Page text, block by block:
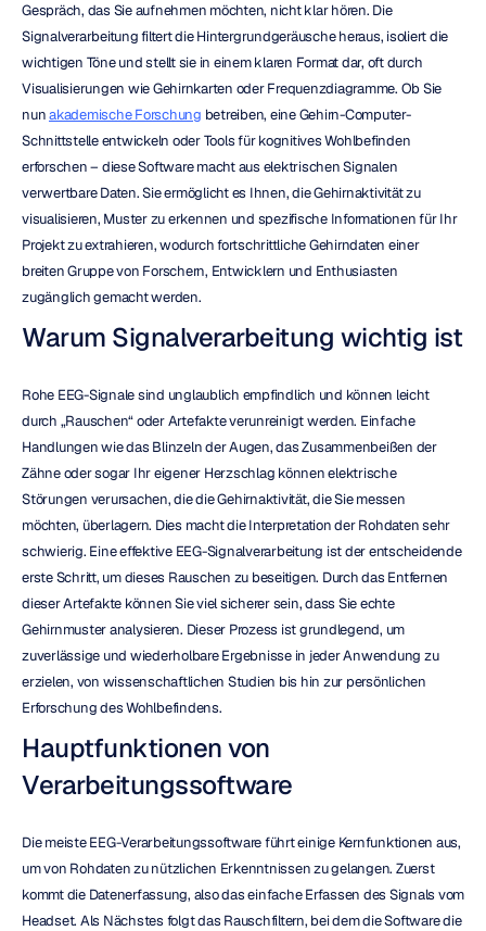
Gespräch, das Sie aufnehmen möchten, nicht klar hören. Die
Signalverarbeitung filtert die Hintergrundgeräusche heraus, isoliert die
wichtigen Töne und stellt sie in einem klaren Format dar, oft durch
Visualisierungen wie Gehirnkarten oder Frequenzdiagramme. Ob Sie
nun akademische Forschung betreiben, eine Gehirn-Computer-
Schnittstelle entwickeln oder Tools für kognitives Wohlbefinden
erforschen – diese Software macht aus elektrischen Signalen
verwertbare Daten. Sie ermöglicht es Ihnen, die Gehirnaktivität zu
visualisieren, Muster zu erkennen und spezifische Informationen für Ihr
Projekt zu extrahieren, wodurch fortschrittliche Gehirndaten einer
breiten Gruppe von Forschern, Entwicklern und Enthusiasten
zugänglich gemacht werden.
Warum Signalverarbeitung wichtig ist
Rohe EEG-Signale sind unglaublich empfindlich und können leicht
durch „Rauschen“ oder Artefakte verunreinigt werden. Einfache
Handlungen wie das Blinzeln der Augen, das Zusammenbeißen der
Zähne oder sogar Ihr eigener Herzschlag können elektrische
Störungen verursachen, die die Gehirnaktivität, die Sie messen
möchten, überlagern. Dies macht die Interpretation der Rohdaten sehr
schwierig. Eine effektive EEG-Signalverarbeitung ist der entscheidende
erste Schritt, um dieses Rauschen zu beseitigen. Durch das Entfernen
dieser Artefakte können Sie viel sicherer sein, dass Sie echte
Gehirnmuster analysieren. Dieser Prozess ist grundlegend, um
zuverlässige und wiederholbare Ergebnisse in jeder Anwendung zu
erzielen, von wissenschaftlichen Studien bis hin zur persönlichen
Erforschung des Wohlbefindens.
Hauptfunktionen von
Verarbeitungssoftware
Die meiste EEG-Verarbeitungssoftware führt einige Kernfunktionen aus,
um von Rohdaten zu nützlichen Erkenntnissen zu gelangen. Zuerst
kommt die Datenerfassung, also das einfache Erfassen des Signals vom
Headset. Als Nächstes folgt das Rauschfiltern, bei dem die Software die